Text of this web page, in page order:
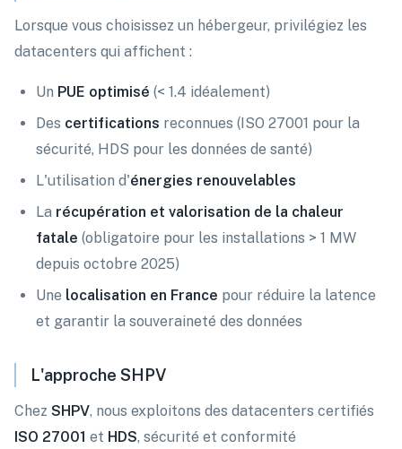
Lorsque vous choisissez un hébergeur, privilégiez les
datacenters qui affichent :
Un PUE optimisé (< 1.4 idéalement)
Des certifications reconnues (ISO 27001 pour la
sécurité, HDS pour les données de santé)
L'utilisation d'énergies renouvelables
La récupération et valorisation de la chaleur
fatale (obligatoire pour les installations > 1 MW
depuis octobre 2025)
Une localisation en France pour réduire la latence
et garantir la souveraineté des données
L'approche SHPV
Chez SHPV, nous exploitons des datacenters certifiés
ISO 27001 et HDS, sécurité et conformité